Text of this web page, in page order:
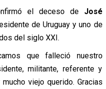
el deceso de José
de Uruguay y uno de
del siglo XXI.
que falleció nuestro
militante, referente y
viejo querido. Gracias